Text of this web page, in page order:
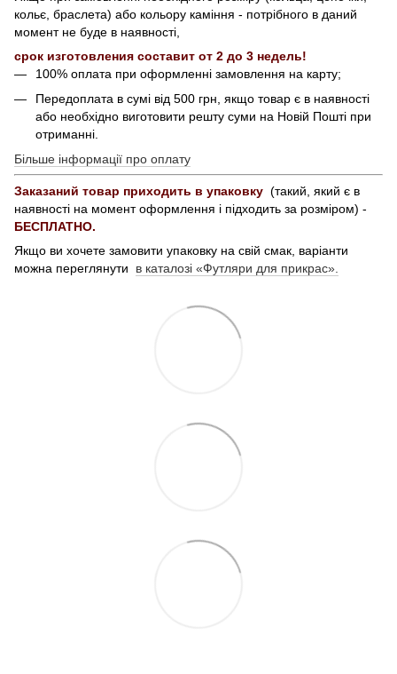
кольє, браслета) або кольору каміння - потрібного в даний
момент не буде в наявності,
срок изготовления составит от 2 до 3 недель!
100% оплата при оформленні замовлення на карту;
Передоплата в сумі від 500 грн, якщо товар є в наявності
або необхідно виготовити решту суми на Новій Пошті при
отриманні.
Більше інформації про оплату
Заказаний товар приходить в упаковку (такий, який є в
наявності на момент оформлення і підходить за розміром) -
БЕСПЛАТНО.
Якщо ви хочете замовити упаковку на свій смак, варіанти
можна переглянути в каталозі «Футляри для прикрас».